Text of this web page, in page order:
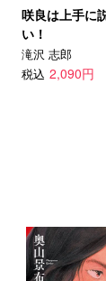
咲良は上手に
い！
滝沢 志郎
税込 2,090円